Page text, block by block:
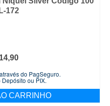
172
do PagSeguro.
ou PIX.
CARRINHO